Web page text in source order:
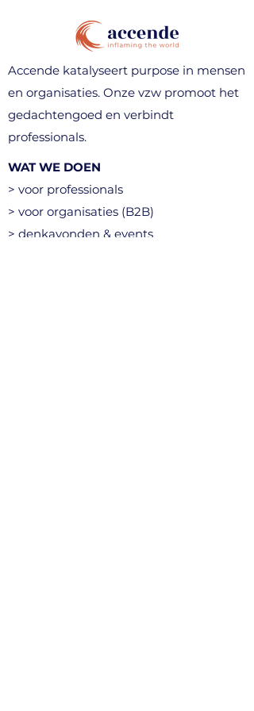
Accende katalyseert purpose in mensen
en organisaties. Onze vzw promoot het
gedachtengoed en verbindt
professionals.
WAT WE DOEN
> voor professionals
> voor organisaties (B2B)
> denkavonden & events